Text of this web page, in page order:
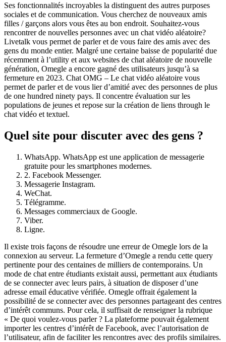
Ses fonctionnalités incroyables la distinguent des autres purposes
sociales et de communication. Vous cherchez de nouveaux amis
filles / garçons alors vous êtes au bon endroit. Souhaitez-vous
rencontrer de nouvelles personnes avec un chat vidéo aléatoire?
Livetalk vous permet de parler et de vous faire des amis avec des
gens du monde entier. Malgré une certaine baisse de popularité due
récemment à l’utility et aux websites de chat aléatoire de nouvelle
génération, Omegle a encore gagné des utilisateurs jusqu’à sa
fermeture en 2023. Chat OMG – Le chat vidéo aléatoire vous
permet de parler et de vous lier d’amitié avec des personnes de plus
de one hundred ninety pays. Il concentre évaluation sur les
populations de jeunes et repose sur la création de liens through le
chat vidéo et textuel.
Quel site pour discuter avec des gens ?
WhatsApp. WhatsApp est une application de messagerie
gratuite pour les smartphones modernes.
2. Facebook Messenger.
Messagerie Instagram.
WeChat.
Télégramme.
Messages commerciaux de Google.
Viber.
Ligne.
Il existe trois façons de résoudre une erreur de Omegle lors de la
connexion au serveur. La fermeture d’Omegle a rendu cette query
pertinente pour des centaines de milliers de contemporains. Un
mode de chat entre étudiants existait aussi, permettant aux étudiants
de se connecter avec leurs pairs, à situation de disposer d’une
adresse email éducative vérifiée. Omegle offrait également la
possibilité de se connecter avec des personnes partageant des centres
d’intérêt communs. Pour cela, il suffisait de renseigner la rubrique
« De quoi voulez-vous parler ? La plateforme pouvait également
importer les centres d’intérêt de Facebook, avec l’autorisation de
l’utilisateur, afin de faciliter les rencontres avec des profils similaires.